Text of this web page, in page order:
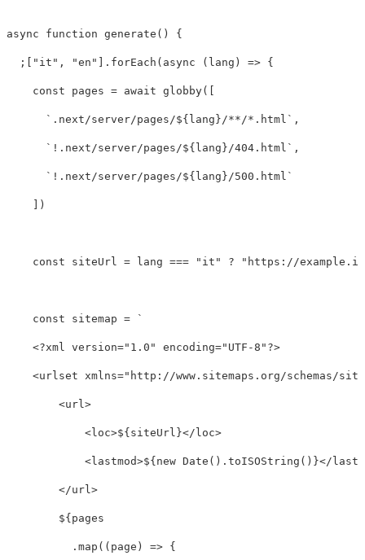
async function generate () {
;[ " it " , "en " ]. forEach ( async ( lang ) => {
const pages = await globby([
`.next/server/pages/${lang} /**/*.html` ,
`!.next/server/pages/${lang} /404.html` ,
`!.next/server/pages/${lang} /500.html`
])
const siteUrl = lang === " it " ? " https://example.it
const sitemap = `
    <?xml version="1.0" encoding="UTF-8"?>
<urlset xmlns="http://www.sitemaps.org/schemas/
        <url>
            <loc>
${siteUrl }</loc>
            <lastmod>
${new Date (). toISOString ()}</
        </url>
${pages
. map (( page ) => {